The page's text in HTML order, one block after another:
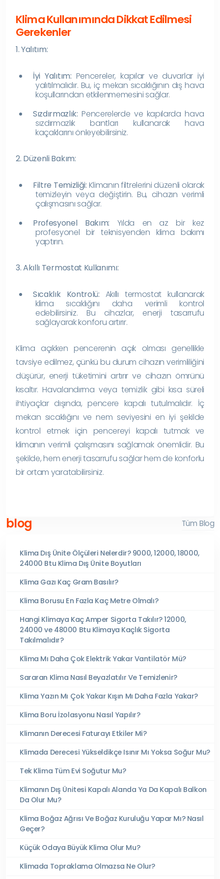
Klima Kullanımında Dikkat Edilmesi
Gerekenler
1. Yalıtım:
İyi Yalıtım: Pencereler, kapılar ve duvarlar iyi
yalıtılmalıdır. Bu, iç mekan sıcaklığının dış hava
koşullarından etkilenmemesini sağlar.
Sızdırmazlık: Pencerelerde ve kapılarda hava
sızdırmazlık bantları kullanarak hava
kaçaklarını önleyebilirsiniz.
2. Düzenli Bakım:
Filtre Temizliği: Klimanın filtrelerini düzenli olarak
temizleyin veya değiştirin. Bu, cihazın verimli
çalışmasını sağlar.
Profesyonel Bakım: Yılda en az bir kez
profesyonel bir teknisyenden klima bakımı
yaptırın.
3. Akıllı Termostat Kullanımı:
Sıcaklık Kontrolü: Akıllı termostat kullanarak
klima sıcaklığını daha verimli kontrol
edebilirsiniz. Bu cihazlar, enerji tasarrufu
sağlayarak konforu artırır.
Klima açıkken pencerenin açık olması genellikle
tavsiye edilmez, çünkü bu durum cihazın verimliliğini
düşürür, enerji tüketimini artırır ve cihazın ömrünü
kısaltır. Havalandırma veya temizlik gibi kısa süreli
ihtiyaçlar dışında, pencere kapalı tutulmalıdır. İç
mekan sıcaklığını ve nem seviyesini en iyi şekilde
kontrol etmek için pencereyi kapalı tutmak ve
klimanın verimli çalışmasını sağlamak önemlidir. Bu
şekilde, hem enerji tasarrufu sağlar hem de konforlu
bir ortam yaratabilirsiniz.
blog Tüm Blog
Klima Dış Ünite Ölçüleri Nelerdir? 9000, 12000, 18000,
24000 Btu Klima Dış Ünite Boyutları
Klima Gazı Kaç Gram Basılır?
Klima Borusu En Fazla Kaç Metre Olmalı?
Hangi Klimaya Kaç Amper Sigorta Takılır? 12000,
24000 ve 48000 Btu Klimaya Kaçlık Sigorta
Takılmalıdır?
Klima Mı Daha Çok Elektrik Yakar Vantilatör Mü?
Sararan Klima Nasıl Beyazlatılır Ve Temizlenir?
Klima Yazın Mı Çok Yakar Kışın Mı Daha Fazla Yakar?
Klima Boru İzolasyonu Nasıl Yapılır?
Klimanın Derecesi Faturayı Etkiler Mi?
Klimada Derecesi Yükseldikçe Isınır Mı Yoksa Soğur Mu?
Tek Klima Tüm Evi Soğutur Mu?
Klimanın Dış Ünitesi Kapalı Alanda Ya Da Kapalı Balkon
Da Olur Mu?
Klima Boğaz Ağrısı Ve Boğaz Kuruluğu Yapar Mı? Nasıl
Geçer?
Küçük Odaya Büyük Klima Olur Mu?
Klimada Topraklama Olmazsa Ne Olur?